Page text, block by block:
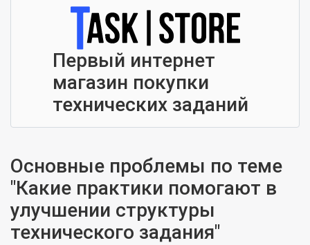
Первый интернет
магазин покупки
технических заданий
Основные проблемы по теме
"Какие практики помогают в
улучшении структуры
технического задания"